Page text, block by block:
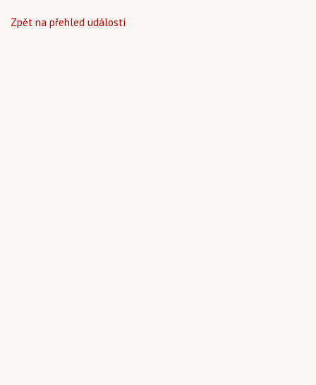
Zpět na přehled událostí